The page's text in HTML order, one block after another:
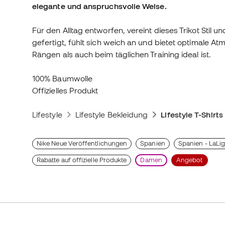
elegante und anspruchsvolle Weise.
Für den Alltag entworfen, vereint dieses Trikot Stil
gefertigt, fühlt sich weich an und bietet optimale
Rängen als auch beim täglichen Training ideal ist.
100% Baumwolle
Offizielles Produkt
Lifestyle Lifestyle Bekleidung Lifestyle T-Shirts
Nike Neue Veröffentlichungen Spanien Spanien -
Rabatte auf offizielle Produkte Damen Angebot